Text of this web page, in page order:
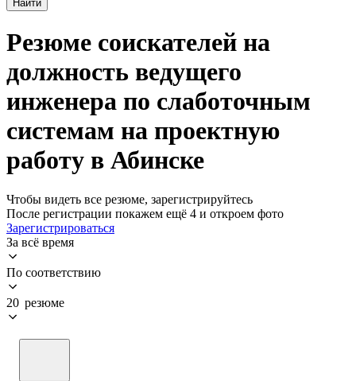
Найти
Резюме соискателей на
должность ведущего
инженера по слаботочным
системам на проектную
работу в Абинске
Чтобы видеть все резюме, зарегистрируйтесь
После регистрации покажем ещё 4 и откроем фото
Зарегистрироваться
За всё время
По соответствию
20 резюме